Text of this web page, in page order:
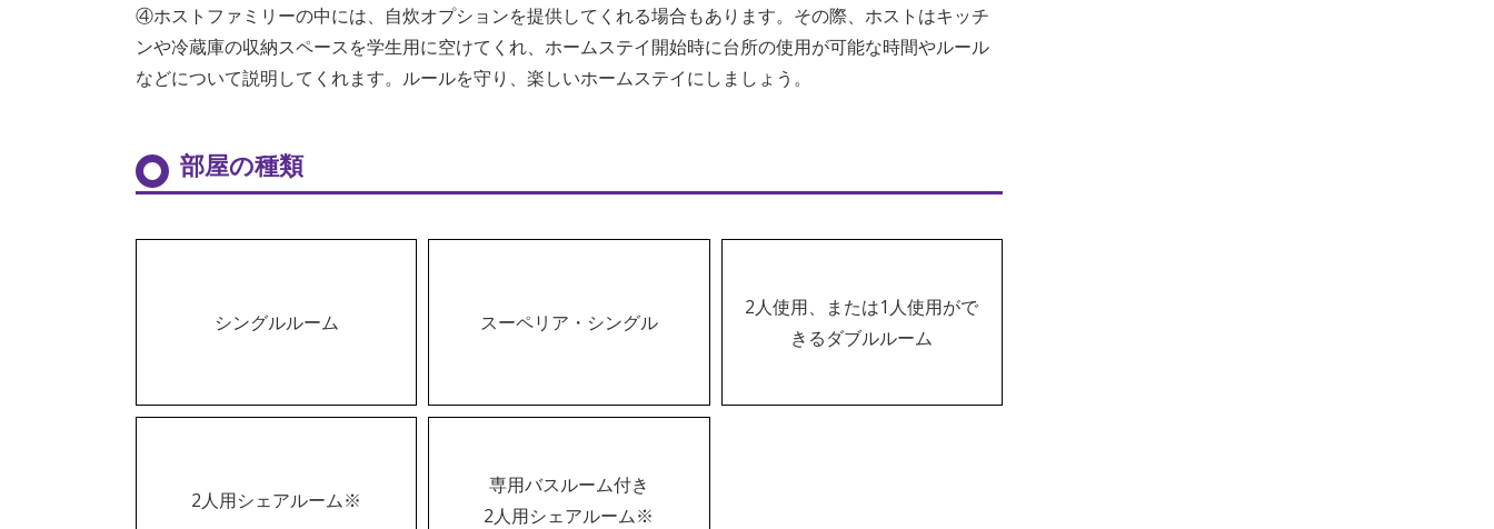
④ホストファミリーの中には、自炊オプションを提供してくれる場合もあります。その際、ホストはキッチ
ンや冷蔵庫の収納スペースを学生用に空けてくれ、ホームステイ開始時に台所の使用が可能な時間やルール
などについて説明してくれます。ルールを守り、楽しいホームステイにしましょう。
部屋の種類
シングルルーム スーペリア・シングル
2人使用、または1人使用がで
きるダブルルーム
2人用シェアルーム※
専用バスルーム付き
2人用シェアルーム※